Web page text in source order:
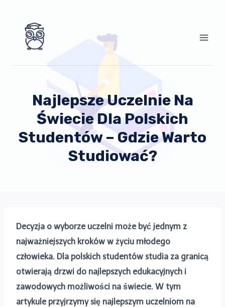
Najlepsze Uczelnie Na
Świecie Dla Polskich
Studentów – Gdzie Warto
Studiować?
Decyzja o wyborze uczelni może być jednym z
najważniejszych kroków w życiu młodego
człowieka. Dla polskich studentów studia za granicą
otwierają drzwi do najlepszych edukacyjnych i
zawodowych możliwości na świecie. W tym
artykule przyjrzymy się najlepszym uczelniom na